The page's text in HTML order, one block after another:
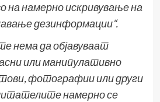
на намерно искривување на
дезинформации“.
нема да објавуваат
или манипулативно
фотографии или други
намерно се